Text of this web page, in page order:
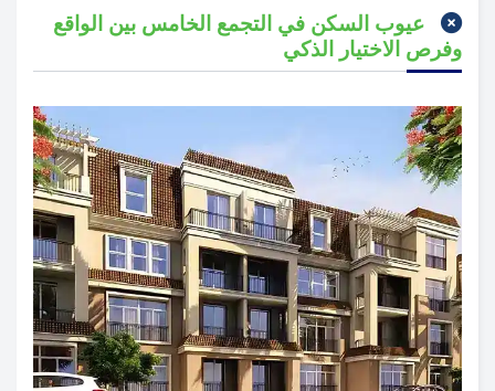
عيوب السكن في التجمع الخامس بين الواقع
وفرص الاختيار الذكي